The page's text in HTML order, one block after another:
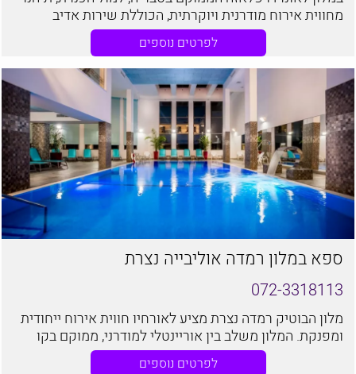
מחווית אירוח מודרנית ויוקרתית, הכוללת שירות אדיב
ומקצועי, אווירה נעימה ושלווה וכמובן סביבת שהייה נהדרת,
למול הכנרת ולצד מבחר אטרקציות
לפרטים נוספים
ספא במלון רמדה אוליבייה נצרת
072-3318113
מלון הבוטיק רמדה נצרת מציע לאורחיו חווית אירוח ייחודית
ומפנקת. המלון משלב בין אוריינטלי למודרני, ממוקם בקו
הרכס של נצרת
לפרטים נוספים